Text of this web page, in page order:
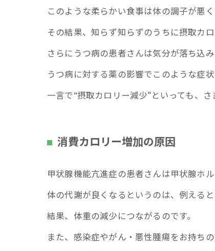
このような柔らかい食事は体の調子が悪
その結果、知らず知らずのうちに摂取カ
さらにうつ病の患者さんは気分が落ち込
うつ病に対する薬の影響でこのような症
一言で“摂取カロリー減少”といっても、
消費カロリー増加の原因
甲状腺機能亢進症の患者さんは甲状腺ホ
体の代謝が良くなるというのは、例える
結果、体重の減少につながるのです。
また、感染症やがん・悪性腫瘍をお持ち